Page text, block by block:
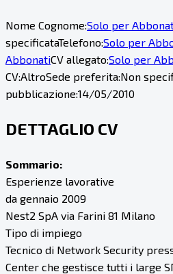
Nome Cognome:Solo per
specificataTelefono:Solo per
AbbonatiCV allegato:Solo per
CV:AltroSede preferita:Non
pubblicazione:14/05/2010
DETTAGLIO CV
Sommario:
Esperienze lavorative
da gennaio 2009
Nest2 SpA via Farini 81 Milano
Tipo di impiego
Tecnico di Network Security
Center che gestisce tutti i large